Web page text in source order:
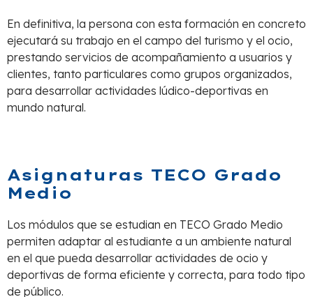
En definitiva, la persona con esta formación en concreto
ejecutará su trabajo en el campo del turismo y el ocio,
prestando servicios de acompañamiento a usuarios y
clientes, tanto particulares como grupos organizados,
para desarrollar actividades lúdico-deportivas en
mundo natural.
Asignaturas TECO Grado
Medio
Los módulos que se estudian en TECO Grado Medio
permiten adaptar al estudiante a un ambiente natural
en el que pueda desarrollar actividades de ocio y
deportivas de forma eficiente y correcta, para todo tipo
de público.